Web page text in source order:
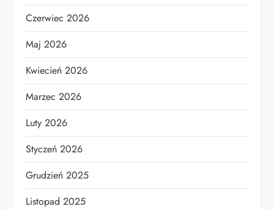
Czerwiec 2026
Maj 2026
Kwiecień 2026
Marzec 2026
Luty 2026
Styczeń 2026
Grudzień 2025
Listopad 2025